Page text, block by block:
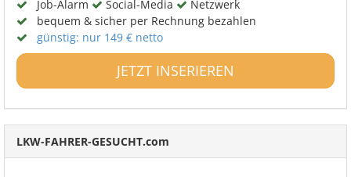
Job-Alarm
Social-Media
Netzwerk
bequem & sicher per Rechnung bezahlen
günstig: nur 149 € netto
JETZT INSERIEREN
LKW-FAHRER-GESUCHT.com